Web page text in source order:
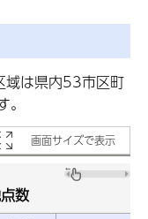
域は県内53市区町
画面サイズで表示
数